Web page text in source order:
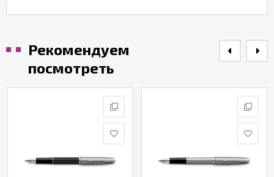
Рекомендуем
посмотреть